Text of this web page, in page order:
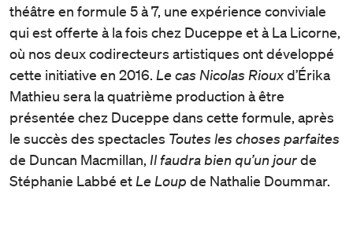
théâtre en formule 5 à 7, une expérience conviviale
qui est offerte à la fois chez Duceppe et à La Licorne,
où nos deux codirecteurs artistiques ont développé
cette initiative en 2016. Le cas Nicolas Riouxd’Érika
Mathieu sera la quatrième production à être
présentée chez Duceppe dans cette formule, après
le succès des spectacles Toutes les choses parfaites
de Duncan Macmillan, Il faudra bien qu’un jourde
Stéphanie Labbé et Le Loup de Nathalie Doummar.